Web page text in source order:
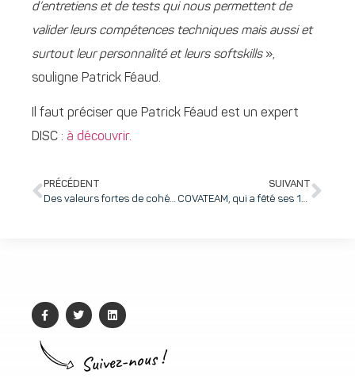
d’entretiens et de tests qui nous permettent de
valider leurs compétences techniques mais aussi et
surtout leur personnalité et leurs softskills»,
souligne Patrick Féaud.
Il faut préciser que Patrick Féaud est un expert
DISC : à découvrir.
PRÉCÉDENT
Des valeurs fortes de cohésion intergénérationnelle, un onboarding soigné pour tous et le bouche à oreille comme levier de recrutement : la recette marque employeur d’Ekosphere !
SUIVANT
COVATEAM, qui a fêté ses 10 ans de succès, accélère son développement régional et ouvre une agence à Lyon, pilotée par Lionel FORSTER
Suivez-nous !